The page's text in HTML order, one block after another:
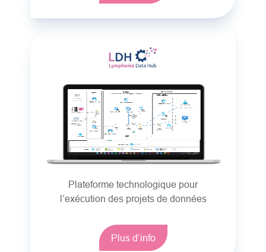
Plateforme technologique pour
l’exécution des projets de données
Plus d’info